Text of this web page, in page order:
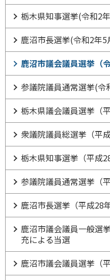
栃木県知事選挙(令和2
鹿沼市長選挙(令和2年5
鹿沼市議会議員選挙（
参議院議員通常選挙(令
栃木県議会議員選挙（
衆議院議員総選挙（平
栃木県知事選挙（平成
参議院議員通常選挙（
鹿沼市長選挙（平成28
鹿沼市議会議員一般選
充による当選
鹿沼市議会議員選挙（